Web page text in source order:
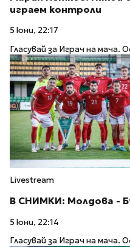
играем контроли
5 юни, 22:17
Гласувай за Играч на
Livestream
В СНИМКИ: Молдова -
5 юни, 22:14
Гласувай за Играч на